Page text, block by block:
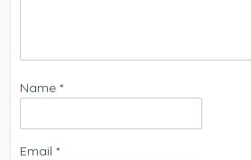
Name*
Email*